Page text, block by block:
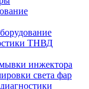
ТНВД
инжектора
света фар